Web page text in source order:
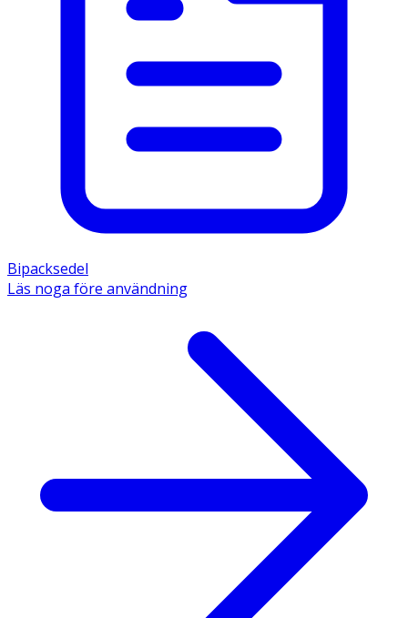
Bipacksedel
Läs noga före användning